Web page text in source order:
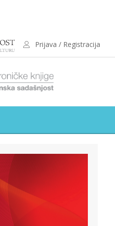
Prijava / Registracija